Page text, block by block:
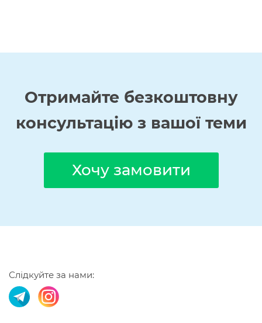
Отримайте безкоштовну
консультацію з вашої теми
Хочу замовити
Слідкуйте за нами: